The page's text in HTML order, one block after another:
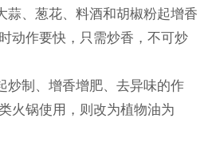
花、料酒和胡椒粉起增香
动作要快，只需炒香，不可炒
增香增肥、去异味的作
火锅使用，则改为植物油为